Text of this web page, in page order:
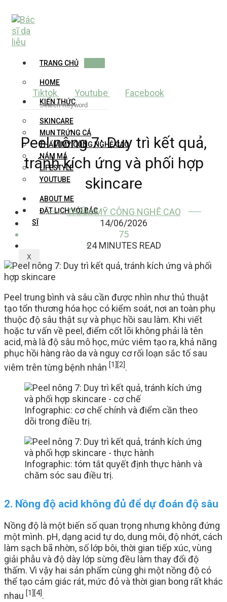
content
TRANG CHỦ
HOME
KIẾN THỨC
SKINCARE
MỤN TRỨNG CÁ
THẨM MỸ CÔNG NGHỆ CAO
NÁM MÁ
LIFESTYLE
YOUTUBE
ABOUT ME
ĐẶT LỊCH VỚI BÁC
SĨ
X
Tiktok Youtube Facebook
Peel nông 7: Duy trì kết quả,
tránh kích ứng và phối hợp
skincare
THẨM MỸ CÔNG NGHỆ CAO
14/06/2026
75
24 MINUTES READ
Peel trung bình và sâu cần được nhìn như thủ thuật
tạo tổn thương hóa học có kiểm soát, nơi an toàn phụ
thuộc độ sâu thật sự và phục hồi sau làm. Khi viết
hoặc tư vấn về peel, điểm cốt lõi không phải là tên
acid, mà là độ sâu mô học, mức viêm tạo ra, khả năng
phục hồi hàng rào da và nguy cơ rối loạn sắc tố sau
viêm trên từng bệnh nhân [1] [2].
Infographic: cơ chế chính và điểm cần theo
dõi trong điều trị.
Infographic: tóm tắt quyết định thực hành và
chăm sóc sau điều trị.
2. Nồng độ acid không đủ để dự đoán độ sâu
Nồng độ là một biến số quan trọng nhưng không đứng
một mình. pH, dạng acid tự do, dung môi, độ nhớt, cách
làm sạch bã nhờn, số lớp bôi, thời gian tiếp xúc, vùng
giải phẫu và độ dày lớp sừng đều làm thay đổi độ
thấm. Vì vậy hai sản phẩm cùng ghi một nồng độ có
thể tạo cảm giác rát, mức đỏ và thời gian bong rất khác
nhau [1] [4] .